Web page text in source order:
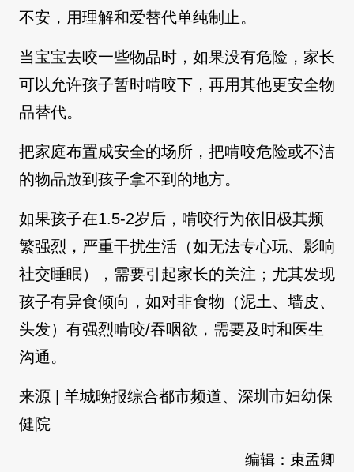
不安，用理解和爱替代单纯制止。
当宝宝去咬一些物品时，如果没有危险，家长
可以允许孩子暂时啃咬下，再用其他更安全物
品替代。
把家庭布置成安全的场所，把啃咬危险或不洁
的物品放到孩子拿不到的地方。
如果孩子在1.5-2岁后，啃咬行为依旧极其频
繁强烈，严重干扰生活（如无法专心玩、影响
社交睡眠），需要引起家长的关注；尤其发现
孩子有异食倾向，如对非食物（泥土、墙皮、
头发）有强烈啃咬/吞咽欲，需要及时和医生
沟通。
来源 | 羊城晚报综合都市频道、深圳市妇幼保
健院
编辑：束孟卿